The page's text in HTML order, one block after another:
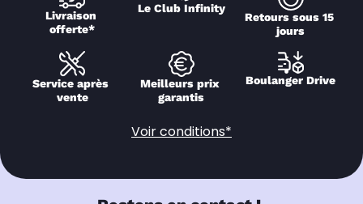
Livraison
offerte*
Le Club Infinity
Retours sous 15
jours
Service après
vente
Meilleurs prix
garantis
Boulanger Drive
Voir conditions*